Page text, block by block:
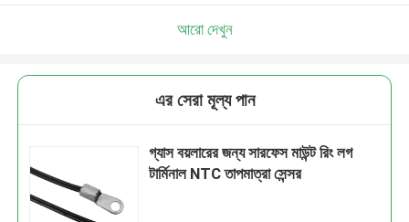
আরো দেখুন
এর সেরা মূল্য পান
গ্যাস বয়লারের জন্য সারফেস মাউন্ট রিং লগ
টার্মিনাল NTC তাপমাত্রা সেন্সর